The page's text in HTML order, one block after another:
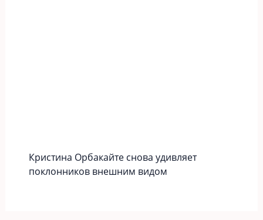
Кристина Орбакайте снова удивляет
поклонников внешним видом